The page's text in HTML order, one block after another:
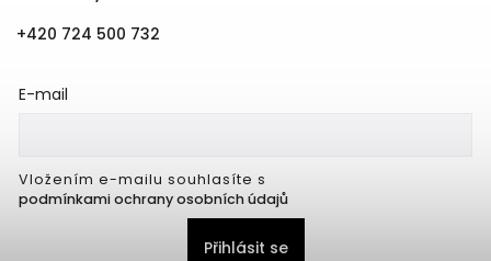
+420 724 500 732
E-mail
Vložením e-mailu souhlasíte s
podmínkami ochrany osobních údajů
Přihlásit se